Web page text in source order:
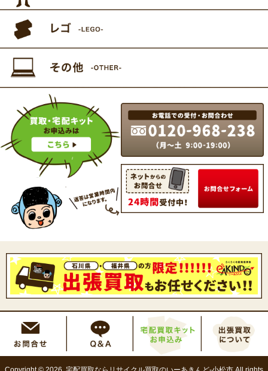
Copyright © 2026 宅配買取ならリサイクル買取のいーあきんど-小松市 All rights